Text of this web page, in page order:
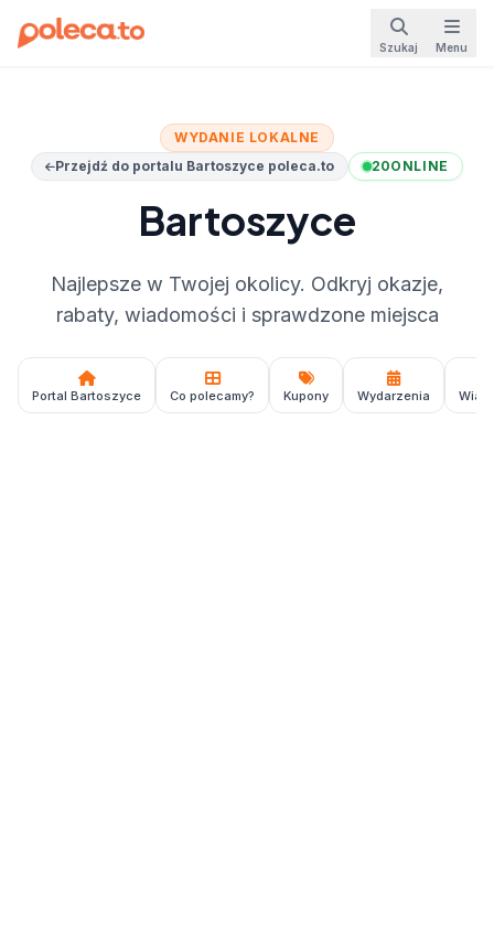
Szukaj Menu
WYDANIE LOKALNE
Przejdź do portalu Bartoszyce poleca.to
20ONLINE
Bartoszyce
Najlepsze w Twojej okolicy. Odkryj okazje,
rabaty, wiadomości i sprawdzone miejsca
Portal Bartoszyce Co polecamy? Kupony Wydarzenia